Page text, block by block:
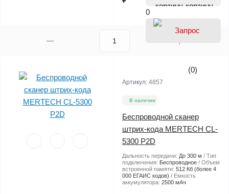
корзину
0
(0)
Артикул: 4857
В наличии
Беспроводной сканер
штрих-кода MERTECH CL-
5300 P2D
Дальность передачи: До 300 м
Тип
подключения: Беспроводное
Объем
встроенной памяти: 512 Кб (более 4
000 ЕГАИС кодов)
Емкость
аккумулятора: 2500 мАч